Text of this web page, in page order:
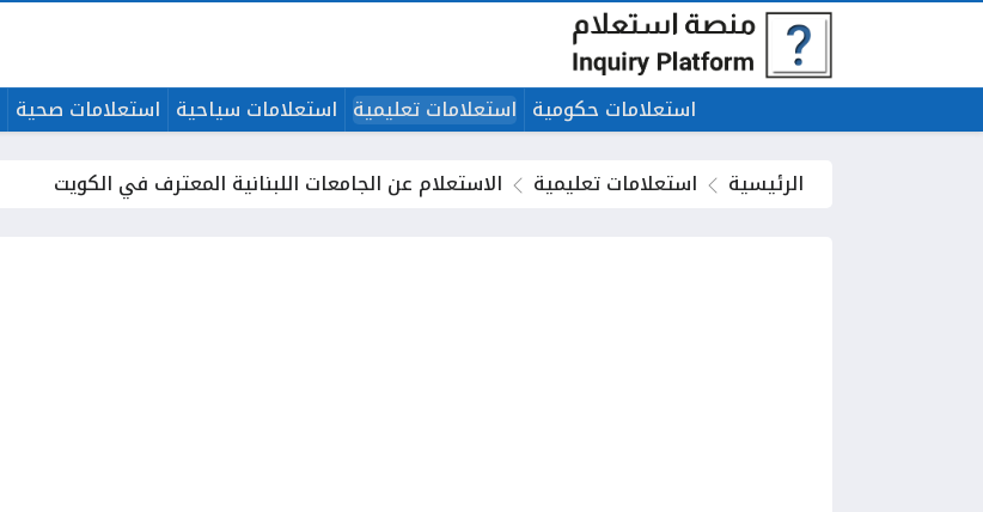
استعلامات حكومية استعلامات تعليمية استعلامات سياحية استعلامات صحية
الرئيسية
استعلامات تعليمية الاستعلام عن الجامعات اللبنانية المعترف في الكويت